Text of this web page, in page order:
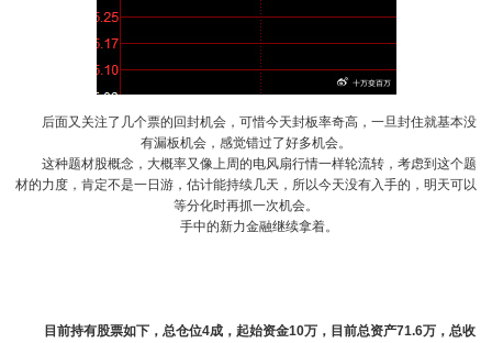
后面又关注了几个票的回封机会，可惜今天封板率奇高，一旦封住就基本没
有漏板机会，感觉错过了好多机会。
这种题材股概念，大概率又像上周的电风扇行情一样轮流转，考虑到这个题
材的力度，肯定不是一日游，估计能持续几天，所以今天没有入手的，明天可以
等分化时再抓一次机会。
手中的新力金融继续拿着。
目前持有股票如下，总仓位4成，起始资金10万，目前总资产71.6万，总收